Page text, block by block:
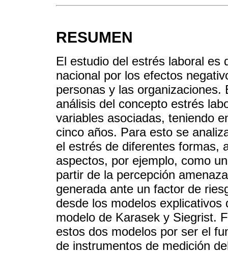
RESUMEN
El estudio del estrés laboral es
nacional por los efectos
personas y las
análisis del concepto estrés
variables asociadas, teniendo
cinco años. Para esto se
el estrés de diferentes formas,
aspectos, por ejemplo, como
partir de la percepción
generada ante un factor de
desde los modelos
modelo de Karasek y Siegrist.
estos dos modelos por ser el
de instrumentos de medición